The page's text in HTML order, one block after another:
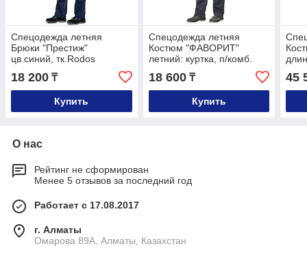
Спецодежда летняя
Брюки "Престиж"
цв.синий, тк.Rodos
18 200 ₸
Купить
Спецодежда летняя
Костюм "ФАВОРИТ"
летний: куртка, п/комб.
тёмно-серый с серым
тк."CROWN-230"
18 600₸
Купить
45
О нас
Рейтинг не сформирован
Менее 5 отзывов за последний год
Работает с 17.08.2017
г. Алматы
Омарова 89А, Алматы, Казахстан